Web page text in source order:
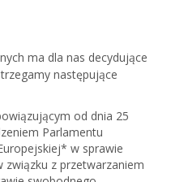
ma dla nas decydujące
następujące
od dnia 25
Parlamentu
w sprawie
związku z przetwarzaniem